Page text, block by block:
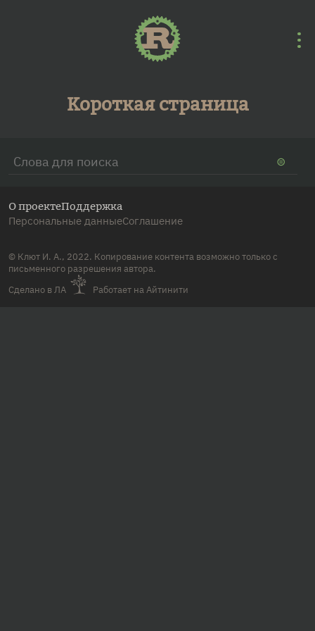
Короткая страница
Форма поиска
Поиск
О проектеПоддержка
Персональные данныеСоглашение
© Клют И. А., 2022. Копирование контента возможно только с
письменного разрешения автора.
Сделано в ЛА
Работает на Айтинити